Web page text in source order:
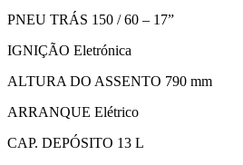
PNEU TRÁS 150 / 60 – 17”
IGNIÇÃO Eletrónica
ALTURA DO ASSENTO 790 mm
ARRANQUE Elétrico
CAP. DEPÓSITO 13 L